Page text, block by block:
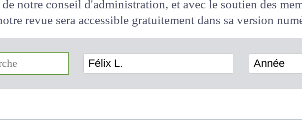
revue sera accessiblegratuitementdans sa
Félix L. Année